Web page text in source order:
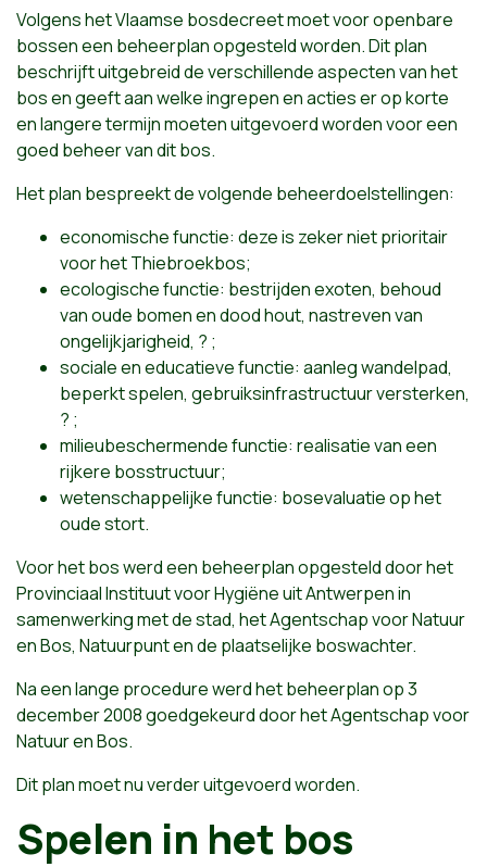
Volgens het Vlaamse bosdecreet moet voor openbare
bossen een beheerplan opgesteld worden. Dit plan
beschrijft uitgebreid de verschillende aspecten van het
bos en geeft aan welke ingrepen en acties er op korte
en langere termijn moeten uitgevoerd worden voor een
goed beheer van dit bos.
Het plan bespreekt de volgende beheerdoelstellingen:
economische functie: deze is zeker niet prioritair
voor het Thiebroekbos;
ecologische functie: bestrijden exoten, behoud
van oude bomen en dood hout, nastreven van
ongelijkjarigheid, ? ;
sociale en educatieve functie: aanleg wandelpad,
beperkt spelen, gebruiksinfrastructuur versterken,
? ;
milieubeschermende functie: realisatie van een
rijkere bosstructuur;
wetenschappelijke functie: bosevaluatie op het
oude stort.
Voor het bos werd een beheerplan opgesteld door het
Provinciaal Instituut voor Hygiëne uit Antwerpen in
samenwerking met de stad, het Agentschap voor Natuur
en Bos, Natuurpunt en de plaatselijke boswachter.
Na een lange procedure werd het beheerplan op 3
december 2008 goedgekeurd door het Agentschap voor
Natuur en Bos.
Dit plan moet nu verder uitgevoerd worden.
Spelen in het bos